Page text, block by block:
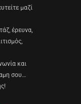
μαζί
έρευνα,
και
σου…